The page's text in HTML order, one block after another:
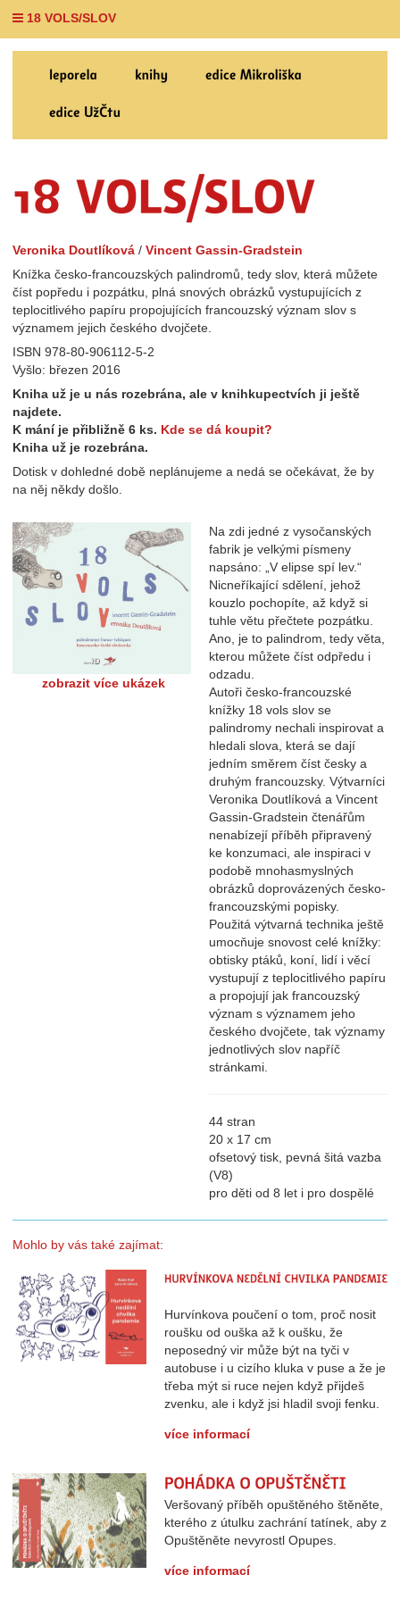
18 VOLS/SLOV
Veronika Doutlíková / Vincent Gassin-Gradstein
Knížka česko-francouzských palindromů, tedy slov, která můžete
číst popředu i pozpátku, plná snových obrázků vystupujících z
teplocitlivého papíru propojujících francouzský význam slov s
významem jejich českého dvojčete.
ISBN 978-80-906112-5-2
Vyšlo: březen 2016
Kniha už je u nás rozebrána, ale v knihkupectvích ji ještě
najdete.
K mání je přibližně 6 ks. Kde se dá koupit?
Kniha už je rozebrána.
Dotisk v dohledné době neplánujeme a nedá se očekávat, že by
na něj někdy došlo.
zobrazit více ukázek
Na zdi jedné z vysočanských
fabrik je velkými písmeny
napsáno: „V elipse spí lev.“
Nicneříkající sdělení, jehož
kouzlo pochopíte, až když si
tuhle větu přečtete pozpátku.
Ano, je to palindrom, tedy věta,
kterou můžete číst odpředu i
odzadu.
Autoři česko-francouzské
knížky 18 vols slov se
palindromy nechali inspirovat a
hledali slova, která se dají
jedním směrem číst česky a
druhým francouzsky. Výtvarníci
Veronika Doutlíková a Vincent
Gassin-Gradstein čtenářům
nenabízejí příběh připravený
ke konzumaci, ale inspiraci v
podobě mnohasmyslných
obrázků doprovázených česko-
francouzskými popisky.
Použitá výtvarná technika ještě
umocňuje snovost celé knížky:
obtisky ptáků, koní, lidí i věcí
vystupují z teplocitlivého papíru
a propojují jak francouzský
význam s významem jeho
českého dvojčete, tak významy
jednotlivých slov napříč
stránkami.
44 stran
20 x 17 cm
ofsetový tisk, pevná šitá vazba
(V8)
pro děti od 8 let i pro dospělé
Mohlo by vás také zajímat:
Hurvínkova poučení o tom, proč nosit
roušku od ouška až k oušku, že
neposedný vir může být na tyči v
autobuse i u cizího kluka v puse a že je
třeba mýt si ruce nejen když přijdeš
zvenku, ale i když jsi hladil svoji fenku.
více informací
Veršovaný příběh opuštěného štěněte,
kterého z útulku zachrání tatínek, aby z
Opuštěněte nevyrostl Opupes.
více informací